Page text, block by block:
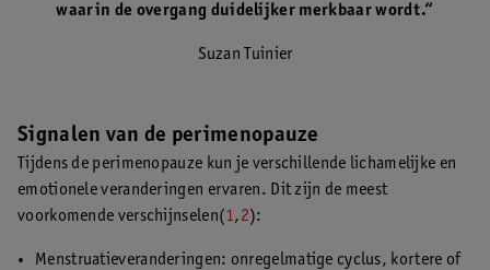
waarin de overgang duidelijker merkbaar wordt.“
Suzan Tuinier
Signalen van de perimenopauze
Tijdens de perimenopauze kun je verschillende lichamelijke en
emotionele veranderingen ervaren. Dit zijn de meest
voorkomende verschijnselen(1,2):
Menstruatieveranderingen: onregelmatige cyclus, kortere of